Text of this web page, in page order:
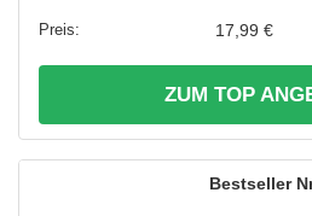
17,99 €
ZUM TOP